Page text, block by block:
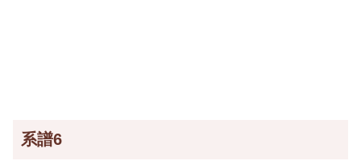
系譜6